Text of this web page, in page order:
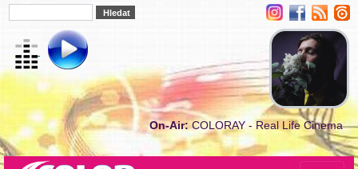
On-Air: COLORAY - Real Life Cinema